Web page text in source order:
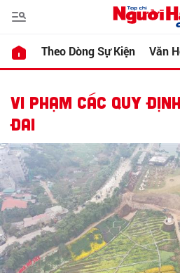
Theo Dòng Sự Kiện Văn
VI PHẠM CÁC QUY
ĐAI